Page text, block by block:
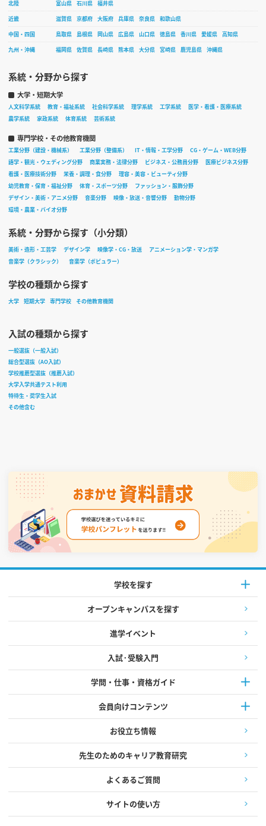
北陸
富山県 石川県
福井県
近畿
滋賀県 京都府 大阪府 兵庫県 奈良県
和歌山県
中国・四国
鳥取県 島根県 岡山県 広島県 山口県 徳島県 香川県 愛媛県
高知県
九州・沖縄
福岡県 佐賀県 長崎県 熊本県 大分県 宮崎県 鹿児島県 沖縄県
系統・分野から探す
大学・短期大学
人文科学系統 教育・福祉系統 社会科学系統 理学系統 工学系統
医学・看護・医療系統
農学系統
家政系統 体育系統 芸術系統
専門学校・その他教育機関
工業分野（建設・機械系） 工業分野（整備系） IT・情報・工学分野
CG・ゲーム・WEB分野
語学・観光・ウェディング分野
商業実務・法律分野 ビジネス・公務員分野
医療ビジネス分野
看護・医療技術分野
栄養・調理・食分野
理容・美容・ビューティ分野
幼児教育・保育・福祉分野
体育・スポーツ分野
ファッション・服飾分野
デザイン・美術・アニメ分野
音楽分野 映像・放送・音響分野
動物分野
環境・農業・バイオ分野
系統・分野から探す（小分類）
美術・造形・工芸学 デザイン学 映像学・CG・放送
アニメーション学・マンガ学
音楽学（クラシック）
音楽学（ポピュラー）
学校の種類から探す
大学 短期大学 専門学校 その他教育機関
入試の種類から探す
一般選抜（一般入試）
総合型選抜（AO入試）
学校推薦型選抜（推薦入試）
大学入学共通テスト利用
特待生・奨学生入試
その他含む
学校を探す
オープンキャンパスを探す
進学イベント
入試·受験入門
学問・仕事・資格ガイド
会員向けコンテンツ
お役立ち情報
先生のためのキャリア教育研究
よくあるご質問
サイトの使い方